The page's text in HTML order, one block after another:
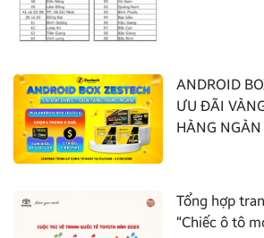
ANDROID
ƯU ĐÃI
HÀNG NGÀN
Tổng hợp
“Chiếc ô tô